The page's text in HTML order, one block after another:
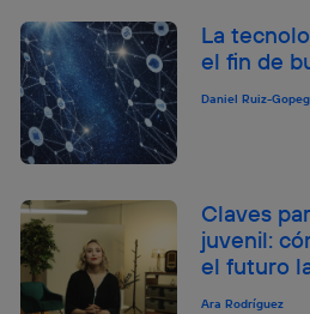
La
el fin de
Daniel Ruiz-
Claves
juvenil:
el futuro
Ara Rodríguez